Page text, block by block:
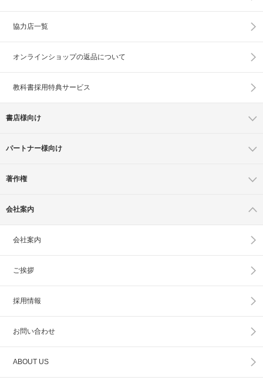
協力店一覧
オンラインショップの返品について
教科書採用特典サービス
書店様向け
パートナー様向け
著作権
会社案内
会社案内
ご挨拶
採用情報
お問い合わせ
ABOUT US